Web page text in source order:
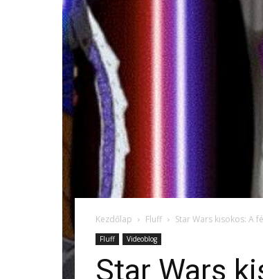
Kezdőlap Fluff Star Wars kisokos: A
Fluff Videoblog
Star Wars